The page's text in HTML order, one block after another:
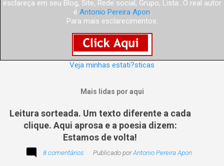
esclareça em seu Blog, Site, Rede social, Grupo, Lista...O real autor
é Antonio Pereira Apon.
Para mais esclarecimentos:
Veja minhas estati?sticas
Mais lidas por aqui
Leitura sorteada. Um texto diferente a cada
clique. Aqui aprosa e a poesia dizem:
Estamos de volta!
8 comentários Publicado porAntonio Pereira Apon